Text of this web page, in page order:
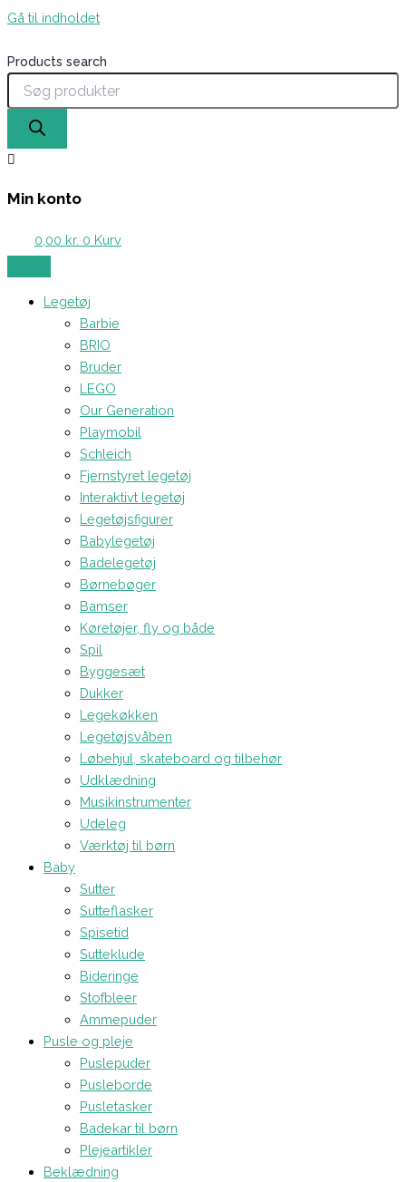
Gå til indholdet
Products search
Min konto
0,00 kr. 0 Kurv
Legetøj
Barbie
BRIO
Bruder
LEGO
Our Generation
Playmobil
Schleich
Fjernstyret legetøj
Interaktivt legetøj
Legetøjsfigurer
Babylegetøj
Badelegetøj
Børnebøger
Bamser
Køretøjer, fly og både
Spil
Byggesæt
Dukker
Legekøkken
Legetøjsvåben
Løbehjul, skateboard og tilbehør
Udklædning
Musikinstrumenter
Udeleg
Værktøj til børn
Baby
Sutter
Sutteflasker
Spisetid
Sutteklude
Bideringe
Stofbleer
Ammepuder
Pusle og pleje
Puslepuder
Pusleborde
Pusletasker
Badekar til børn
Plejeartikler
Beklædning